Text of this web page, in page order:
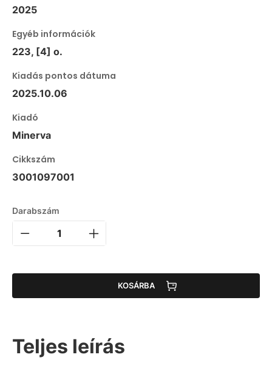
2025
Egyéb információk
223, [4] o.
Kiadás pontos dátuma
2025.10.06
Kiadó
Minerva
Cikkszám
3001097001
Darabszám
KOSÁRBA
Teljes leírás